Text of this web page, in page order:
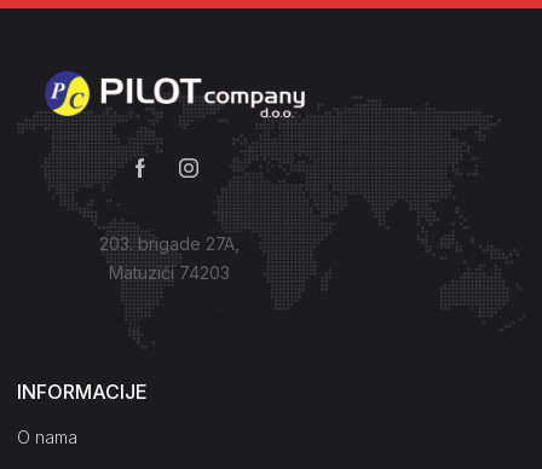
203. brigade 27A,
Matuzići 74203
Kako do nas?
INFORMACIJE
O nama